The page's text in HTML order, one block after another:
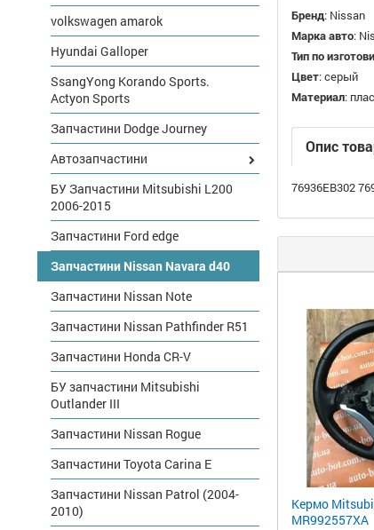
Бренд: Nissan
Марка авто:
Тип по
Цвет:серый
Материал:
Опис
76936EB302
Кермо
MR992557XA
volkswagen amarok
Hyundai Galloper
SsangYong Korando Sports.
Actyon Sports
Запчастини Dodge Journey
Автозапчастини
БУ Запчастини Mitsubishi L200
2006-2015
Запчастини Ford edge
Запчастини Nissan Navara d40
Запчастини Nissan Note
Запчастини Nissan Pathfinder R51
Запчастини Honda CR-V
БУ запчастини Mitsubishi
Outlander III
Запчастини Nissan Rogue
Запчастини Toyota Carina E
Запчастини Nissan Patrol (2004-
2010)